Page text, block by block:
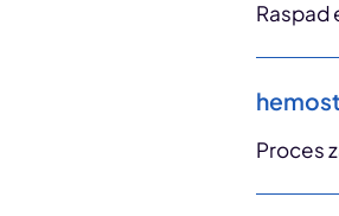
Raspad
Proces